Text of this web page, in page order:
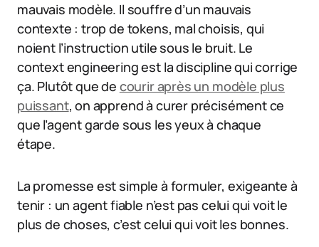
mauvais modèle. Il souffre d’un mauvais
contexte : trop de tokens, mal choisis, qui
noient l’instruction utile sous le bruit. Le
context engineering est la discipline qui corrige
ça. Plutôt que de courir après un modèle plus
puissant, on apprend à curer précisément ce
que l’agent garde sous les yeux à chaque
étape.
La promesse est simple à formuler, exigeante à
tenir : un agent fiable n’est pas celui qui voit le
plus de choses, c’est celui qui voit les bonnes.